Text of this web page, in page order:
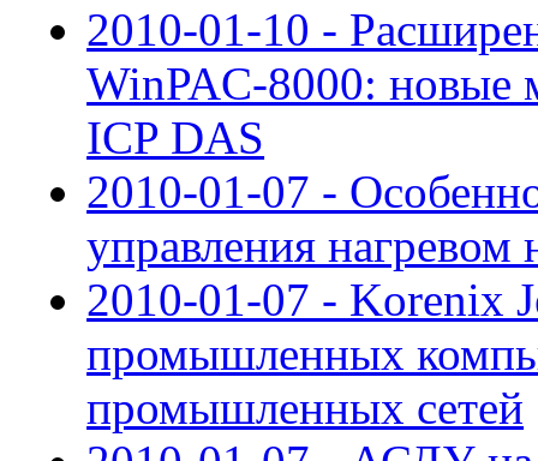
2010-01-10 -
WinPAC-8000: новые
ICP DAS
2010-01-07 -
управления
2010-01-07 - Korenix
промышленных
промышленных сетей